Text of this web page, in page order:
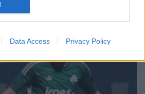
Data Access Privacy Policy